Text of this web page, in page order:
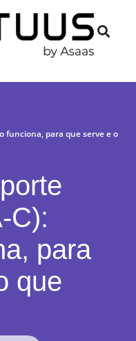
funciona, para que serve e o
C):
para
que